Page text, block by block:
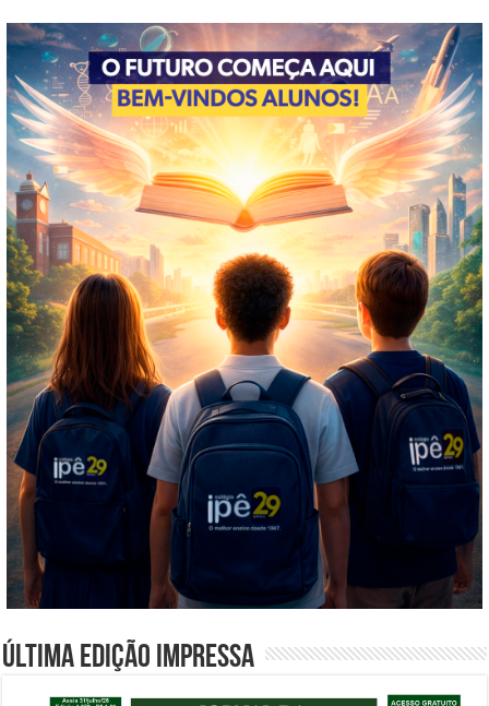
Última edição impressa